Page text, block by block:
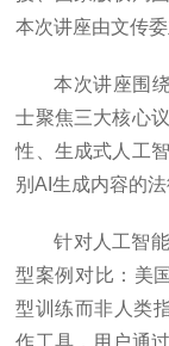
本次讲座由文传
本次讲座围
士聚焦三大核心
性、生成式人工
别AI生成内容的法
针对人工智
型案例对比：美
型训练而非人类
作工具，用户通